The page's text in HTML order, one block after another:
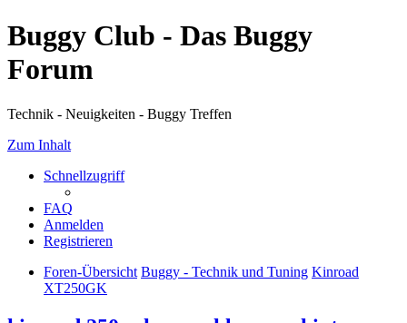
Buggy Club - Das Buggy
Forum
Technik - Neuigkeiten - Buggy Treffen
Zum Inhalt
Schnellzugriff
FAQ
Anmelden
Registrieren
Foren-Übersicht Buggy - Technik und Tuning Kinroad
XT250GK